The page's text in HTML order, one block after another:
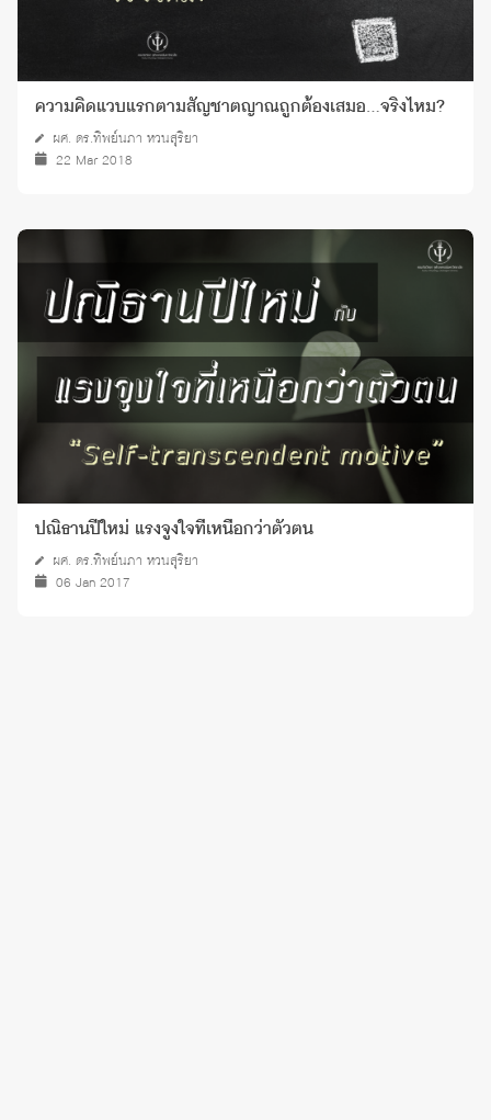
ความคิดแวบแรกตามสัญชาตญาณถูกต้องเสมอ…จริงไหม?
ผศ. ดร.ทิพย์นภา หวนสุริยา
22 Mar 2018
ปณิธานปีใหม่ แรงจูงใจที่เหนือกว่าตัวตน
ผศ. ดร.ทิพย์นภา หวนสุริยา
06 Jan 2017